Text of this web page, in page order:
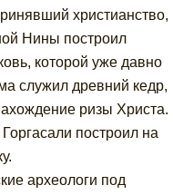
христианство,
Нины построил
которой уже давно
служил древний кедр,
ризы Христа.
построил на
археологи под